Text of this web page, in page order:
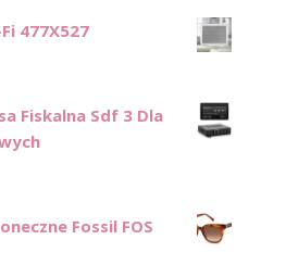
477X527
Fiskalna Sdf 3 Dla
Fossil FOS